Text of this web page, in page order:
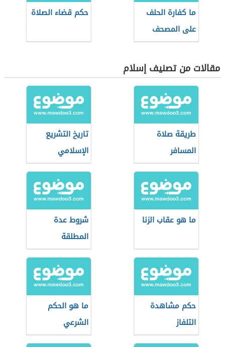
ما كفارة الحلف
على المصحف
حكم قضاء الصلاة
مقالات من تصنيف إسلام
طريقة صلاة
المسافر
تاريخ التشريع
الإسلامي
ما هو عقاب الزنا
شروط عدة
المطلقة
حكم مشاهدة
التلفاز
ما هو الحكم
الشرعي